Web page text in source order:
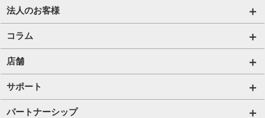
販売終了したプラン
国内外長期レンタル HIS Wi-Fi PLUS+
携帯レンタル
HIS Mobileケア
海外通信一覧
海外短期レンタル HIS Wi-Fi
国内外長期レンタル HIS Wi-Fi PLUS+
プリペイドSIM
法人のお客様
サービス一覧【法人】
格安SIM【法人】
ご利用開始の流れ【法人】
コラム
コラムTOP
格安SIMに関する記事
Wi-Fiに関する記事
店舗
HISモバイル取扱店舗
サポート
サポートトップページ
パートナーシップ